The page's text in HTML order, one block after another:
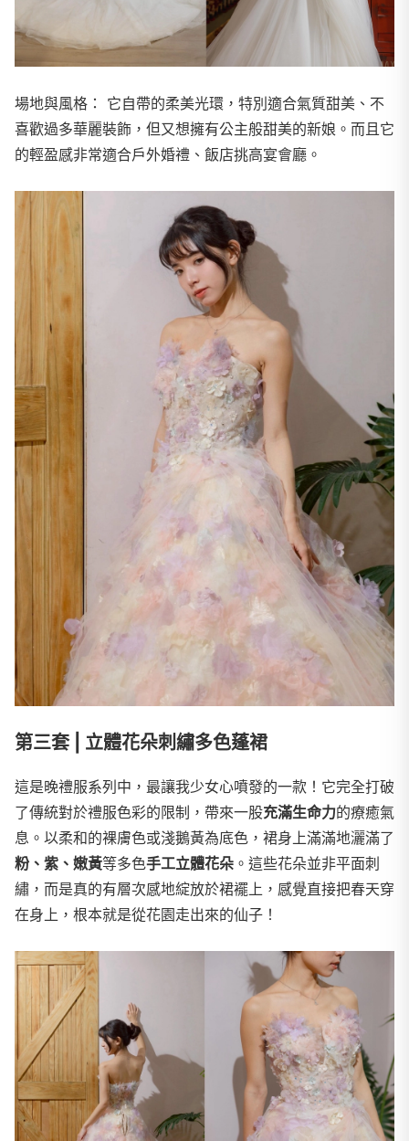
場地與風格： 它自帶的柔美光環，特別適合氣質甜美、不
喜歡過多華麗裝飾，但又想擁有公主般甜美的新娘。而且它
的輕盈感非常適合戶外婚禮、飯店挑高宴會廳。
第三套 | 立體花朵刺繡多色蓬裙
這是晚禮服系列中，最讓我少女心噴發的一款！它完全打破
了傳統對於禮服色彩的限制，帶來一股充滿生命力的療癒氣
息。 以柔和的裸膚色或淺鵝黃為底色，裙身上滿滿地灑滿了
粉、紫、嫩黃等多色手工立體花朵 。這些花朵並非平面刺
繡，而是真的有層次感地綻放於裙襬上，感覺直接把春天穿
在身上，根本就是從花園走出來的仙子！